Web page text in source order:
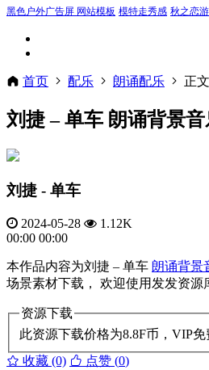
黑色户外广告屏 网站模板 模特走秀感 秋之恋
首页 配乐 朗诵配乐 正文
刘捷 – 单车 朗诵背景
刘捷 - 单车
2024-05-28
1.12K
00:00 00:00
本作品内容为刘捷 – 单车 朗诵背景
场景素材下载， 欢迎使用发发资源
资源下载
此资源下载价格为8.8F币，VIP
收藏 (0)
点赞 (0)